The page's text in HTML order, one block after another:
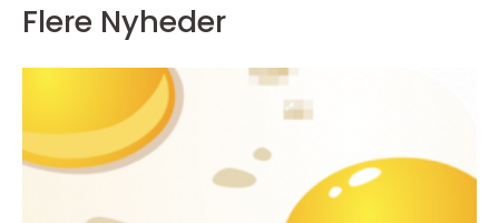
Flere Nyheder